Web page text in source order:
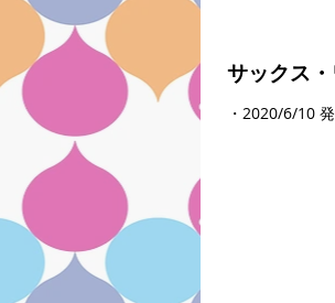
サックス
・2020/6/10